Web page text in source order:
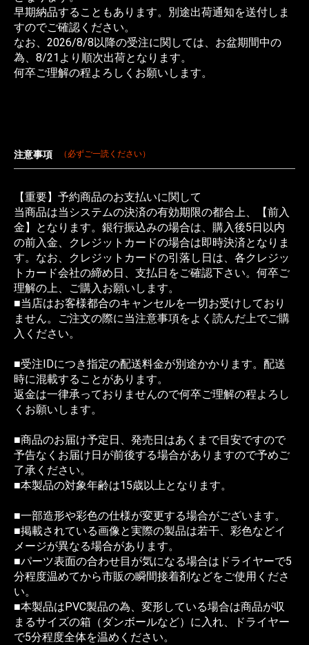
早期納品することもあります。別途出荷通知を送付しま
すのでご確認ください。
なお、2026/8/8以降の受注に関しては、お盆期間中の
為、8/21より順次出荷となります。
何卒ご理解の程よろしくお願いします。
注意事項 （必ずご一読ください）
【重要】予約商品のお支払いに関して
当商品は当システムの決済の有効期限の都合上、【前入
金】となります。銀行振込みの場合は、購入後5日以内
の前入金、クレジットカードの場合は即時決済となりま
す。なお、クレジットカードの引落し日は、各クレジッ
トカード会社の締め日、支払日をご確認下さい。何卒ご
理解の上、ご購入お願いします。
■当店はお客様都合のキャンセルを一切お受けしており
ません。ご注文の際に当注意事項をよく読んだ上でご購
入ください。
■受注IDにつき指定の配送料金が別途かかります。配送
時に混載することがあります。
返金は一律承っておりませんので何卒ご理解の程よろし
くお願いします。
■商品のお届け予定日、発売日はあくまで目安ですので
予告なくお届け日が前後する場合がありますので予めご
了承ください。
■本製品の対象年齢は15歳以上となります。
■一部造形や彩色の仕様が変更する場合がございます。
■掲載されている画像と実際の製品は若干、彩色などイ
メージが異なる場合があります。
■パーツ表面の合わせ目が気になる場合はドライヤーで5
分程度温めてから市販の瞬間接着剤などをご使用くださ
い。
■本製品はPVC製品の為、変形している場合は商品が収
まるサイズの箱（ダンボールなど）に入れ、ドライヤー
で5分程度全体を温めください。